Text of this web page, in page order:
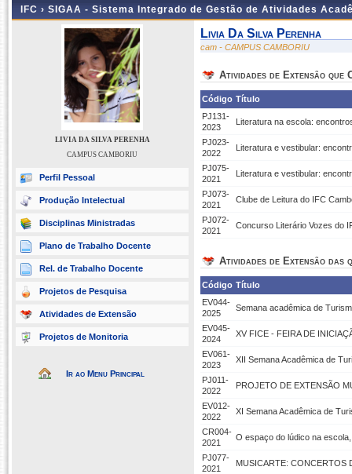
IFC › SIGAA - Sistema Integrado de Gestão de Atividades
LIVIA DA SILVA PERENHA
CAMPUS CAMBORIU
Perfil Pessoal
Produção Intelectual
Disciplinas Ministradas
Plano de Trabalho Docente
Rel. de Trabalho Docente
Projetos de Pesquisa
Atividades de Extensão
Projetos de Monitoria
Ir ao Menu Principal
Livia Da Silva Perenha
cam - CAMPUS CAMBORIU
Atividades de Extensão que
Código Título
PJ131-
2023
Literatura na escola:
PJ023-
2022
Literatura e vestibular:
PJ075-
2021
Literatura e vestibular:
PJ073-
2021
Clube de Leitura do IFC
PJ072-
2021
Concurso Literário Vozes do
Atividades de Extensão das
Código Título
EV044-
2025
Semana acadêmica de
EV045-
2024
XV FICE - FEIRA DE
EV061-
2023
XII Semana Acadêmica de
PJ011-
2022
PROJETO DE EXTENSÃO
EV012-
2022
XI Semana Acadêmica de
CR004-
2021
O espaço do lúdico na
PJ077-
2021
MUSICARTE: CONCERTOS